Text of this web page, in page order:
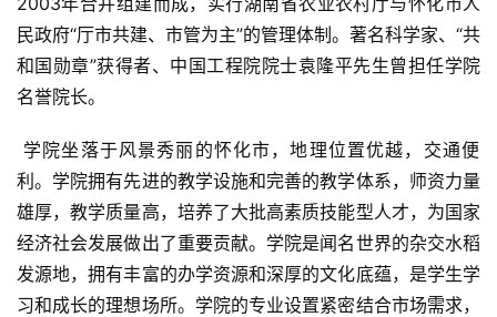
民政府“厅市共建、市管为主”的管理体制。著名科学家、“共
和国勋章”获得者、中国工程院院士袁隆平先生曾担任学院
名誉院长。
利。学院拥有先进的教学设施和完善的教学体系，师资力量
雄厚，教学质量高，培养了大批高素质技能型人才，为国家
经济社会发展做出了重要贡献。学院是闻名世界的杂交水稻
发源地，拥有丰富的办学资源和深厚的文化底蕴，是学生学
习和成长的理想场所。学院的专业设置紧密结合市场需求，